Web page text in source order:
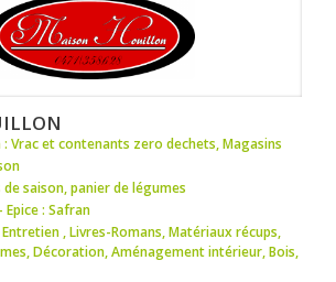
Vrac et contenants zero dechets,Magasins
de saison,panier de légumes
: Safran
Entretien ,Livres-Romans,Matériaux récups,
,Décoration,Aménagement intérieur,Bois,